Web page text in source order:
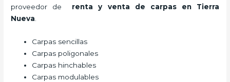
proveedor de renta y venta de carpas en Tierra
Nueva.
Carpas sencillas
Carpas poligonales
Carpas hinchables
Carpas modulables